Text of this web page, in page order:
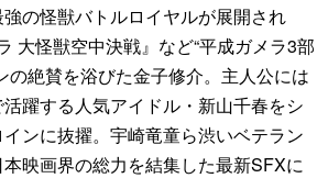
の怪獣バトルロイヤルが展開され
大怪獣空中決戦』など“平成ガメラ3部
の絶賛を浴びた金子修介。主人公には
躍する人気アイドル・新山千春をシ
ンに抜擢。宇崎竜童ら渋いベテラン
映画界の総力を結集した最新SFXに